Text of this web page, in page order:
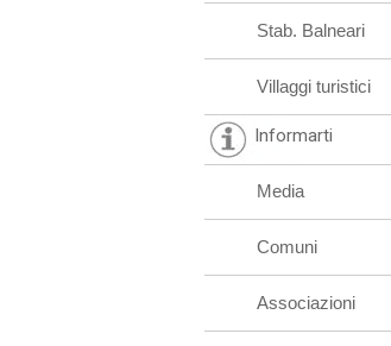
Stab. Balneari
Villaggi turistici
Informarti
Media
Comuni
Associazioni